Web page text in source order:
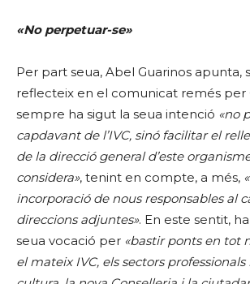
«No perpetuar-se»
Per part seua, Abel Guarinos apunta,
reflecteix en el comunicat remés per
sempre ha sigut la seua intenció «no
capdavant de l’IVC, sinó facilitar el
de la direcció general d’este
considera», tenint en compte, a més,
incorporació de nous responsables al
direccions adjuntes». En este sentit,
seua vocació per «bastir ponts en tot
el mateix IVC, els sectors